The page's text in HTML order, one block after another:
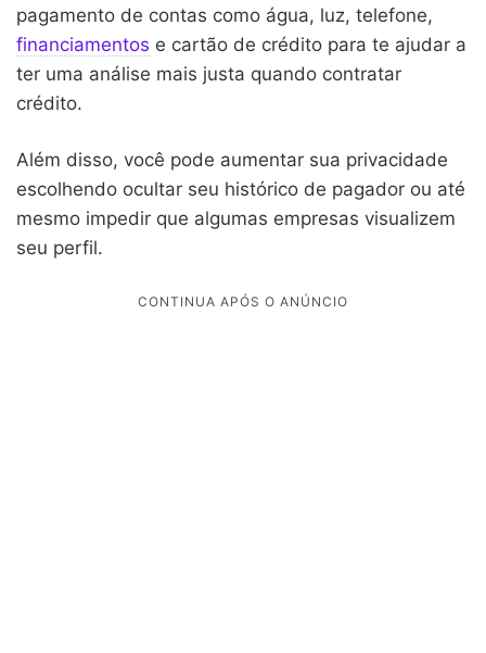
pagamento de contas como água, luz, telefone,
financiamentos e cartão de crédito para te ajudar a
ter uma análise mais justa quando contratar
crédito.
Além disso, você pode aumentar sua privacidade
escolhendo ocultar seu histórico de pagador ou até
mesmo impedir que algumas empresas visualizem
seu perfil.